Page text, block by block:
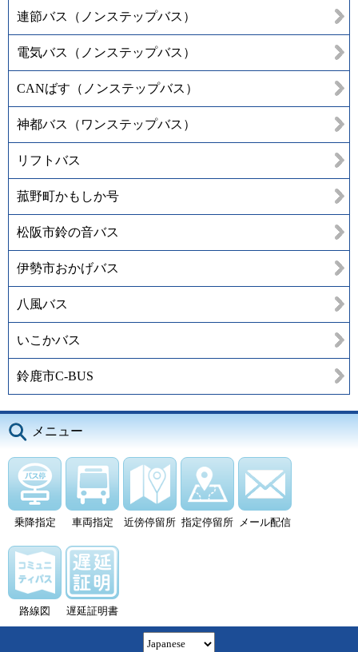
連節バス（ノンステップバス）
電気バス（ノンステップバス）
CANばす（ノンステップバス）
神都バス（ワンステップバス）
リフトバス
菰野町かもしか号
松阪市鈴の音バス
伊勢市おかげバス
八風バス
いこかバス
鈴鹿市C-BUS
メニュー
乗降指定 車両指定 近傍停留所 指定停留所 メール配信
路線図 遅延証明書